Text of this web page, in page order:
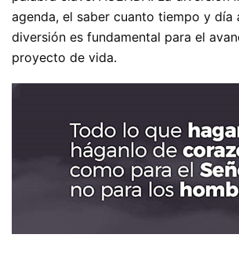
agenda, el saber cuanto tiempo y día
diversión es fundamental para el
proyecto de vida.